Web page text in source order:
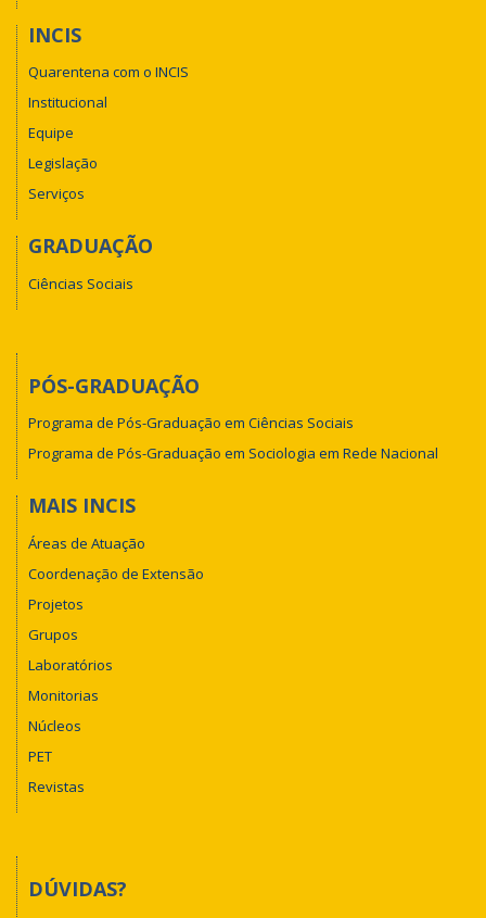
INCIS
Quarentena com o INCIS
Institucional
Equipe
Legislação
Serviços
GRADUAÇÃO
Ciências Sociais
PÓS-GRADUAÇÃO
Programa de Pós-Graduação em Ciências Sociais
Programa de Pós-Graduação em Sociologia em Rede Nacional
MAIS INCIS
Áreas de Atuação
Coordenação de Extensão
Projetos
Grupos
Laboratórios
Monitorias
Núcleos
PET
Revistas
DÚVIDAS?